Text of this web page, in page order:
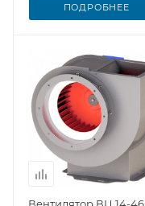
ПОДРОБНЕЕ